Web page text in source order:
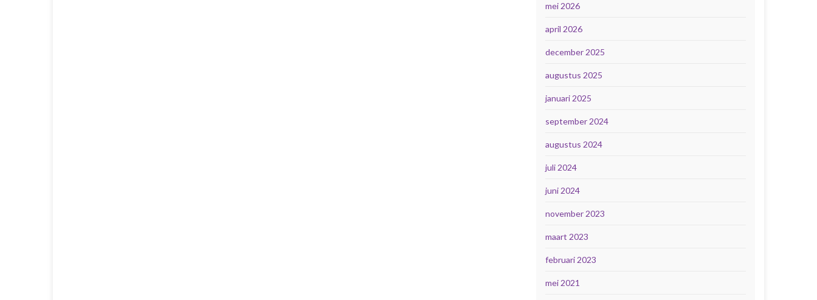
mei 2026
april 2026
december 2025
augustus 2025
januari 2025
september 2024
augustus 2024
juli 2024
juni 2024
november 2023
maart 2023
februari 2023
mei 2021